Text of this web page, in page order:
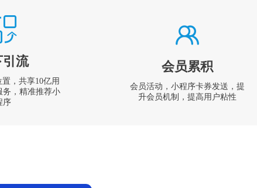
流
，共享10亿用
务，精准推荐小
序
会员累积
会员活动，小程序卡券发送，提
升会员机制，提高用户粘性